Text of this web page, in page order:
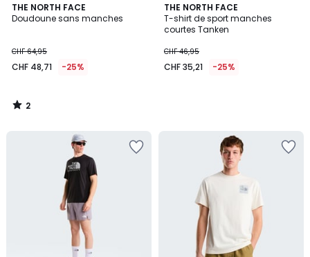
THE NORTH FACE
Doudoune sans manches
CHF 64,95
CHF 48,71 -25%
2
/
2
/
THE NORTH FACE
T-shirt de sport manches
courtes Tanken
CHF 46,95
CHF 35,21 -25%